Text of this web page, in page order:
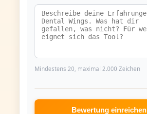
Mindestens 20, maximal 2.000 Zeichen
Bewertung einreichen